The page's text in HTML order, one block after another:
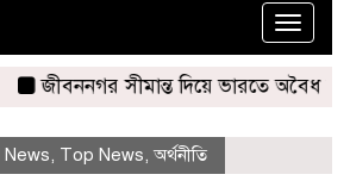
Toggle
জীবননগর সীমান্ত দিয়ে ভারতে অবৈধ
Top News অর্থনীতি